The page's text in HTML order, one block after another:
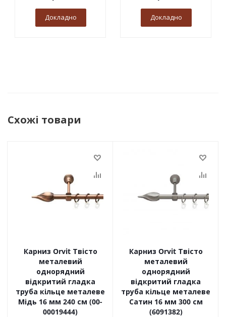
Докладно Докладно
Схожі товари
Карниз Orvit Твісто
металевий
однорядний
відкритий гладка
труба кільце металеве
Мідь 16 мм 240 см (00-
00019444)
Карниз Orvit Твісто
металевий
однорядний
відкритий гладка
труба кільце металеве
Сатин 16 мм 300 см
(6091382)